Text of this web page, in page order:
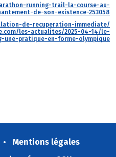
running-trail-la-course-au-
de-son-existence-253058
de-recuperation-immediate/
les-actualites/2025-04-14/le-
une-pratique-en-forme-olympique
Mentions légales